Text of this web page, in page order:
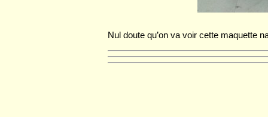
Nul doute qu’on va voir cette maquette